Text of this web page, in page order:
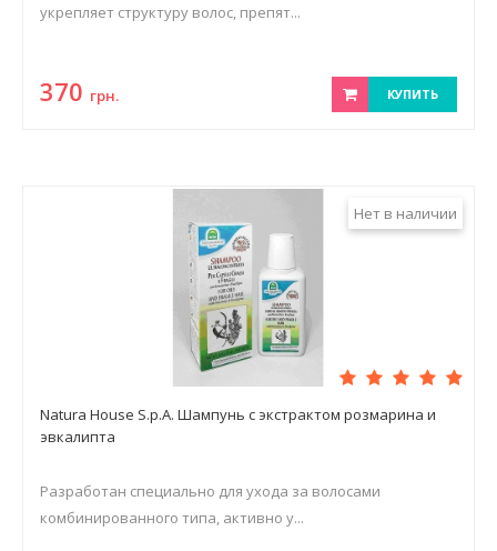
укрепляет структуру волос, препят...
370 грн. КУПИТЬ
Нет в наличии
Natura House S.p.A. Шампунь с экстрактом розмарина и
эвкалипта
Разработан специально для ухода за волосами
комбинированного типа, активно у...